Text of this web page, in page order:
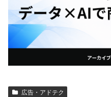
広告・アドテク